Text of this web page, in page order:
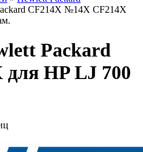
CF214X №14X CF214X
Packard
HP LJ 700